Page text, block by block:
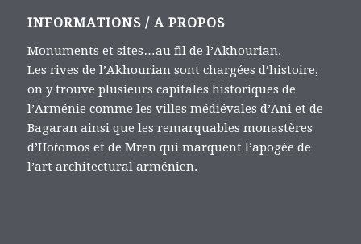
INFORMATIONS / A PROPOS
Monuments et sites…au fil de l’Akhourian.
Les rives de l’Akhourian sont chargées d’histoire,
on y trouve plusieurs capitales historiques de
l’Arménie comme les villes médiévales d’Ani et de
Bagaran ainsi que les remarquables monastères
d’Hoṙomos et de Mren qui marquent l’apogée de
l’art architectural arménien.